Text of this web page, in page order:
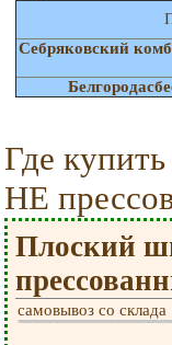
Себряковский
Где
НЕ
Плоский
самовывоз со склада